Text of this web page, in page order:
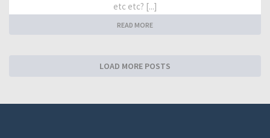
etc etc? [...]
READ MORE
LOAD MORE POSTS